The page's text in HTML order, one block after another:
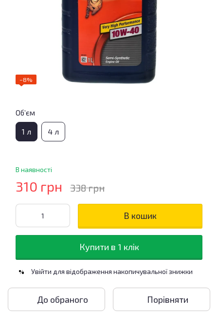
−8%
Об’єм
1 л 4 л
В наявності
310 грн 338 грн
В кошик
Купити в 1 клік
% Увійти для відображення накопичувальної знижки
До обраного Порівняти